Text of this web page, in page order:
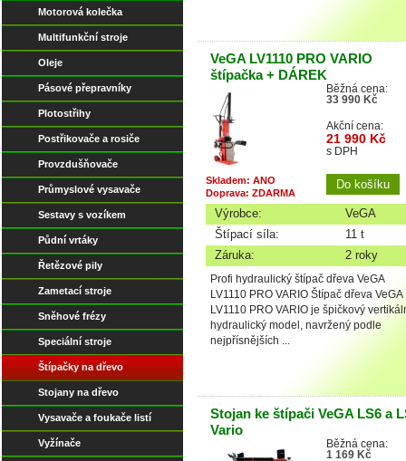
Motorová kolečka
Multifunkční stroje
Oleje
Pásové přepravníky
Plotostřihy
Postřikovače a rosiče
Provzdušňovače
Průmyslové vysavače
Sestavy s vozíkem
Půdní vrtáky
Řetězové pily
Zametací stroje
Sněhové frézy
Speciální stroje
Štípačky na dřevo
Stojany na dřevo
Vysavače a foukače listí
Vyžínače
VeGA LV1110 PRO VARIO
štípačka + DÁREK
Běžná cena:
33 990 Kč
Akční cena:
21 990 Kč
s DPH
Skladem: ANO
Doprava: ZDARMA
Výrobce:
VeGA
Štípací síla:
11 t
Záruka:
2 roky
Profi hydraulický štípač dřeva VeGA
LV1110 PRO VARIO Štípač dřeva VeGA
LV1110 PRO VARIO je špičkový
hydraulický model, navržený podle
nejpřísnějších ...
Stojan ke štípači VeGA LS6 a
Vario
Běžná cena:
1 169 Kč